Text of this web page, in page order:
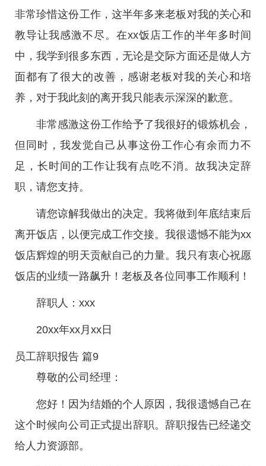
非常珍惜这份工作，这半年多来老板对我的关心和
教导让我感激不尽。在xx饭店工作的半年多时间
中，我学到很多东西，无论是交际方面还是做人方
面都有了很大的改善，感谢老板对我的关心和培
养，对于我此刻的离开我只能表示深深的歉意。
非常感激这份工作给予了我很好的锻炼机会，
但同时，我发觉自己从事这份工作心有余而力不
足，长时间的工作让我有点吃不消。故我决定辞
职，请您支持。
请您谅解我做出的决定。我将做到年底结束后
离开饭店，以便完成工作交接。我很遗憾不能为xx
饭店辉煌的明天贡献自己的力量。我只有衷心祝愿
饭店的业绩一路飙升！老板及各位同事工作顺利！
辞职人：xxx
20xx年xx月xx日
员工辞职报告 篇9
尊敬的公司经理：
您好！因为结婚的个人原因，我很遗憾自己在
这个时候向公司正式提出辞职。辞职报告已经递交
给人力资源部。